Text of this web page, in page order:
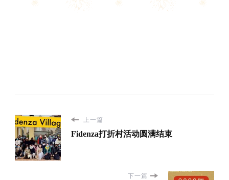
上一篇
Fidenza打折村活动圆满结束
下一篇